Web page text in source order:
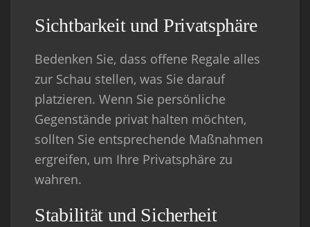
Sichtbarkeit und Privatsphäre
Bedenken Sie, dass offene Regale alles
zur Schau stellen, was Sie darauf
platzieren. Wenn Sie persönliche
Gegenstände privat halten möchten,
sollten Sie entsprechende Maßnahmen
ergreifen, um Ihre Privatsphäre zu
wahren.
Stabilität und Sicherheit